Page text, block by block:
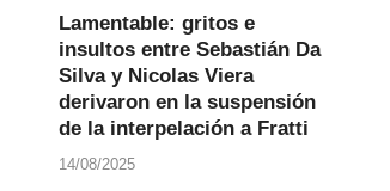
Lamentable: gritos e
insultos entre Sebastián Da
Silva y Nicolas Viera
derivaron en la suspensión
de la interpelación a Fratti
14/08/2025